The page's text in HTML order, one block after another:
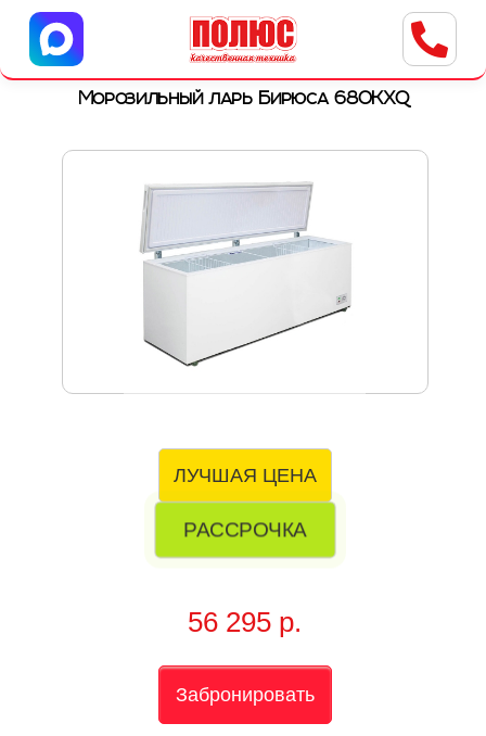
Центр бытовой техники
г. Ульяновск, ул. Пушкарева, 8a
Морозильный ларь Бирюса 680KXQ
ЛУЧШАЯ ЦЕНА
РАССРОЧКА
56 295 р.
Забронировать